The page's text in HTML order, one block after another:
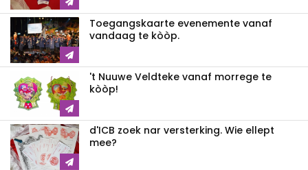
Toegangskaarte evenemente vanaf
vandaag te kòòp.
't Nuuwe Veldteke vanaf morrege te
kòòp!
d'ICB zoek nar versterking. Wie ellept
mee?